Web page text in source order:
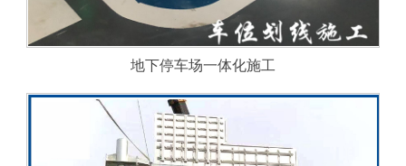
地下停车场一体化施工